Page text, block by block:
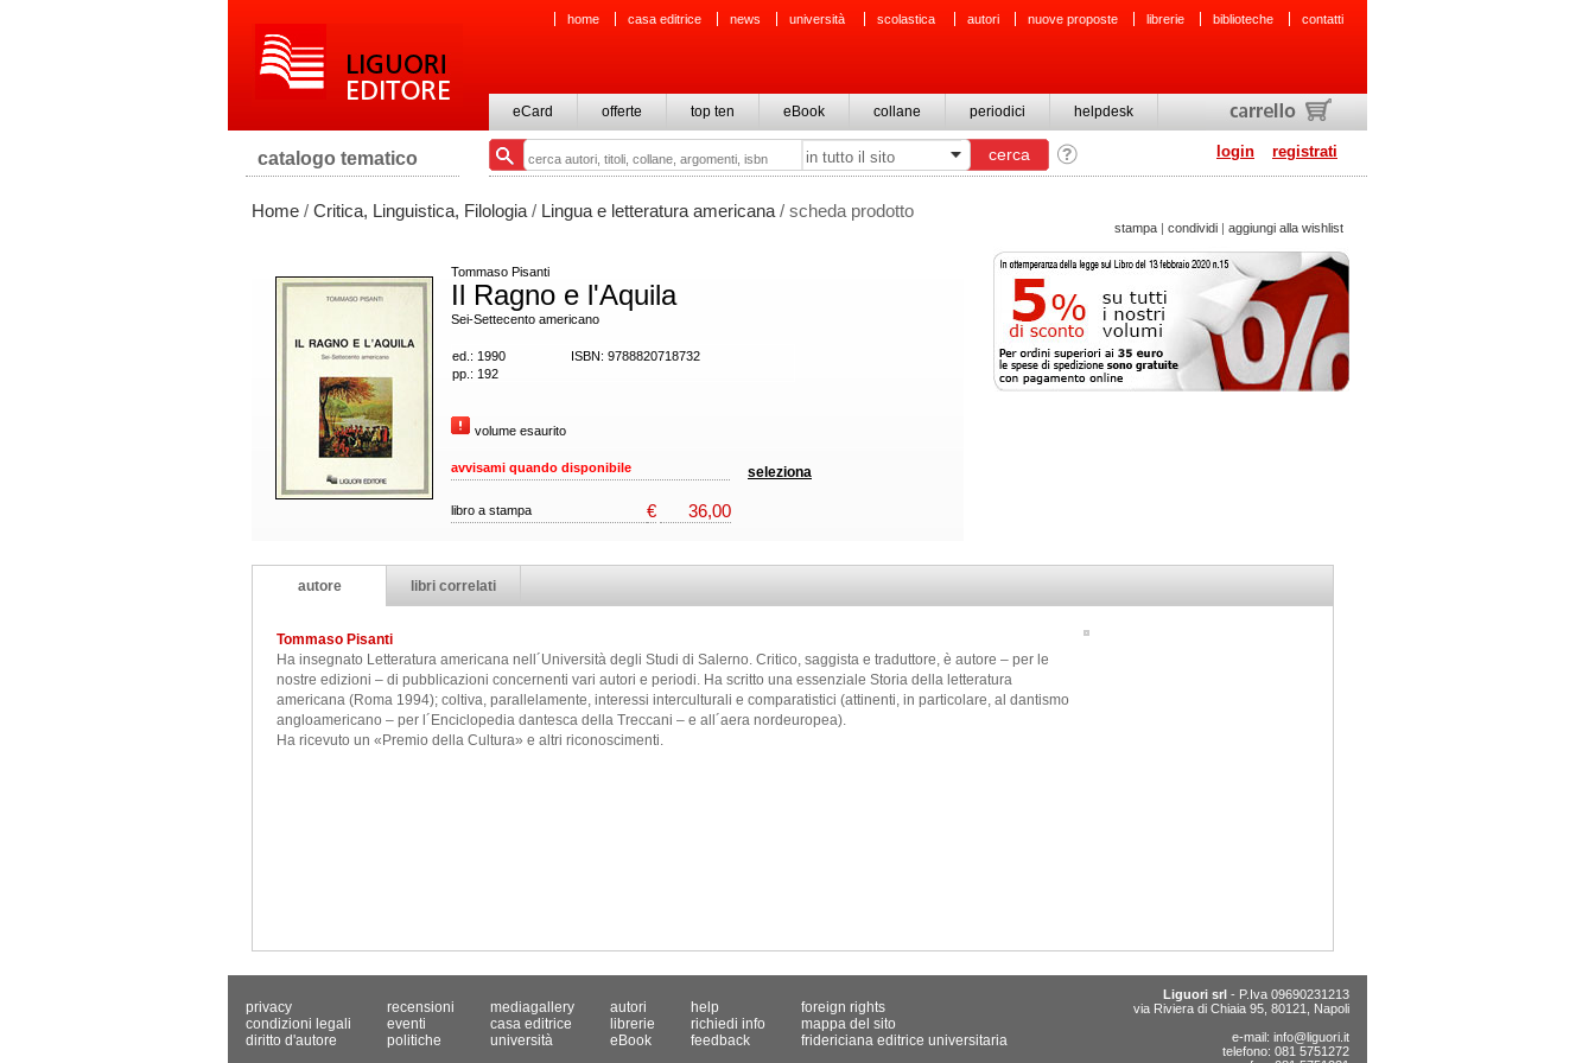
home casa editrice news università scolastica autori nuove proposte librerie biblioteche contatti
eCard offerte top ten eBook collane periodici helpdesk
login registrati
catalogo tematico
Home / Critica, Linguistica, Filologia / Lingua e letteratura americana / scheda prodotto
stampa | condividi | aggiungi alla wishlist
Tommaso Pisanti
Il Ragno e l'Aquila
Sei-Settecento americano
ed.: 1990
ISBN: 9788820718732
pp.: 192
volume esaurito
avvisami quando disponibile seleziona
libro a stampa € 36,00
autore libri correlati
Tommaso Pisanti
Ha insegnato Letteratura americana nell´Università degli Studi di Salerno. Critico, saggista e traduttore, è autore – per le
nostre edizioni – di pubblicazioni concernenti vari autori e periodi. Ha scritto una essenziale Storia della letteratura
americana (Roma 1994); coltiva, parallelamente, interessi interculturali e comparatistici (attinenti, in particolare, al dantismo
angloamericano – per l´Enciclopedia dantesca della Treccani – e all´aera nordeuropea).
Ha ricevuto un «Premio della Cultura» e altri riconoscimenti.
privacy
condizioni legali
diritto d'autore
recensioni
eventi
politiche
mediagallery
casa editrice
università
autori
librerie
eBook
help
richiedi info
feedback
foreign rights
mappa del sito
fridericiana editrice universitaria
Liguori srl - P.Iva 09690231213
via Riviera di Chiaia 95, 80121, Napoli
e-mail: info@liguori.it
telefono: 081 5751272